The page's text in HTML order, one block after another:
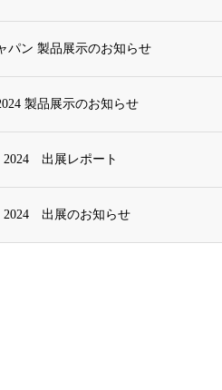
パン 製品展示のお知らせ
製品展示のお知らせ
2024 出展レポート
2024 出展のお知らせ